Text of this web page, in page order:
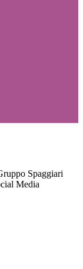
Spaggiari
Media